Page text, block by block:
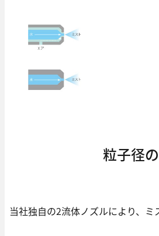
粒子径
当社独自の2流体ノズルにより、